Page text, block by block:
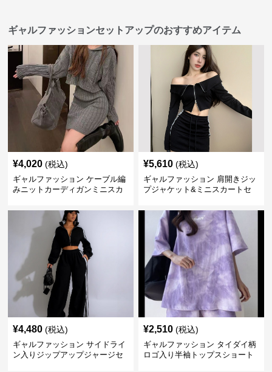
ギャルファッションセットアップのおすすめアイテム
¥4,020 (税込)
ギャルファッション ケーブル編
みニットカーディガンミニスカ
¥5,610 (税込)
ギャルファッション 肩開きジッ
プジャケット&ミニスカートセ
¥4,480 (税込)
ギャルファッション サイドライ
ン入りジップアップジャージセ
¥2,510 (税込)
ギャルファッション タイダイ柄
ロゴ入り半袖トップスショート